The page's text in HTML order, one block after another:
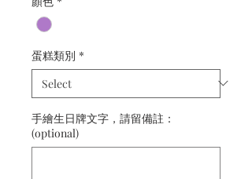
蛋糕類別 *
手繪生日牌文字，請留備註：
(optional)